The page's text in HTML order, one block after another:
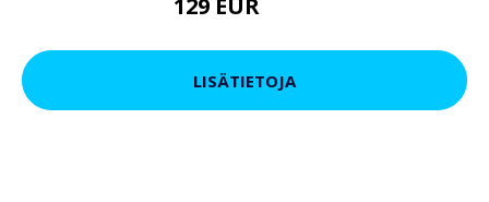
129 EUR
LISÄTIETOJA